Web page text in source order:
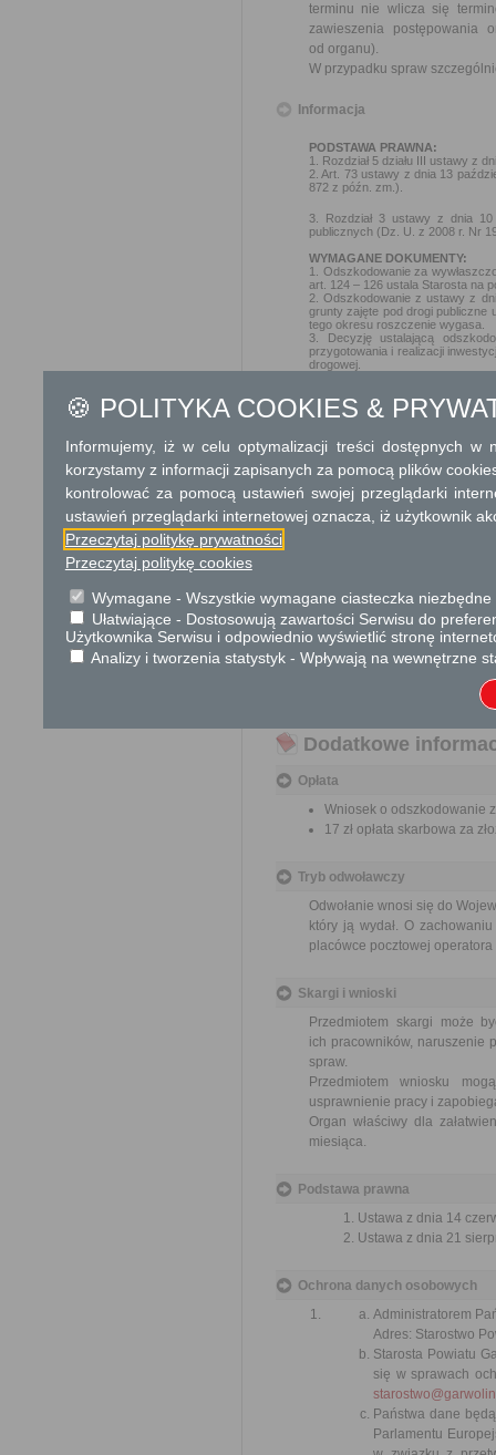
terminu nie wlicza się
zawieszenia postępowania
od organu).
W przypadku spraw
Informacja
PODSTAWA PRAWNA:
1. Rozdział 5 działu III ustawy z
2. Art. 73 ustawy z dnia 13
872 z późn. zm.).
3. Rozdział 3 ustawy z dnia
publicznych (Dz. U. z 2008 r. Nr
WYMAGANE DOKUMENTY:
1. Odszkodowanie za
art. 124 – 126 ustala Starosta na
2. Odszkodowanie z ustawy z
grunty zajęte pod drogi publiczne
tego okresu roszczenie wygasa.
3. Decyzję ustalającą
przygotowania i realizacji
drogowej.
WYSOKOŚĆ OPŁAT:
Podania i załączniki do
JEDNOSTKA
Wydział Geodezji i Gospodarki
15, pokój nr 9a, parter, tel. (025)
TERMIN ODPOWIEDZI:
Sprawy załatwiane są bez
2008 r. Nr 193 poz.1194 ze zm.).
TRYB ODWOŁAWCZY:
Od decyzji ustalającej
otrzymania decyzji.
Odwołanie składa się za
Dodatkowe
Opłata
Wniosek o odszkodowanie
17 zł opłata skarbowa za
Tryb odwoławczy
Odwołanie wnosi się do
który ją wydał. O
placówce pocztowej
Skargi i wnioski
Przedmiotem skargi może
ich pracowników, naruszenie
spraw.
Przedmiotem wniosku
usprawnienie pracy i
Organ właściwy dla
miesiąca.
Podstawa prawna
Ustawa z dnia 14
Ustawa z dnia 21
Ochrona danych osobowych
Administratorem
Adres: Starostwo
Starosta Powiatu
się w sprawach
Państwa dane
Parlamentu
🍪 POLITYKA COOKIES &
Informujemy, iż w celu optymalizacji treści dostępnych w
korzystamy z informacji zapisanych za pomocą plików
kontrolować za pomocą ustawień swojej przeglądarki
ustawień przeglądarki internetowej oznacza, iż użytkownik
Przeczytaj politykę prywatności
Przeczytaj politykę cookies
Wymagane - Wszystkie wymagane ciasteczka
Ułatwiające - Dostosowują zawartości Serwisu do
Użytkownika Serwisu i odpowiednio wyświetlić stronę
Analizy i tworzenia statystyk - Wpływają na wewnętrzne